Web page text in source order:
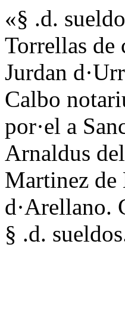
«§ .d.
Torrellas de
Jurdan
Calbo
por·el a
Arnaldus
Martinez de
d·Arellano.
§ .d.